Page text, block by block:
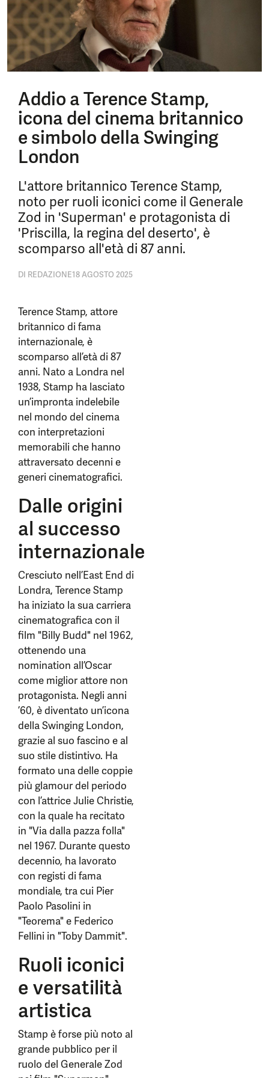
Addio a Terence Stamp,
icona del cinema britannico
e simbolo della Swinging
London
L'attore britannico Terence Stamp,
noto per ruoli iconici come il Generale
Zod in 'Superman' e protagonista di
'Priscilla, la regina del deserto', è
scomparso all'età di 87 anni.
DI REDAZIONE18 AGOSTO 2025
Terence Stamp, attore
britannico di fama
internazionale, è
scomparso all’età di 87
anni. Nato a Londra nel
1938, Stamp ha lasciato
un’impronta indelebile
nel mondo del cinema
con interpretazioni
memorabili che hanno
attraversato decenni e
generi cinematografici.
Dalle origini
al successo
internazionale
Cresciuto nell’East End di
Londra, Terence Stamp
ha iniziato la sua carriera
cinematografica con il
film "Billy Budd" nel 1962,
ottenendo una
nomination all’Oscar
come miglior attore non
protagonista. Negli anni
’60, è diventato un’icona
della Swinging London,
grazie al suo fascino e al
suo stile distintivo. Ha
formato una delle coppie
più glamour del periodo
con l’attrice Julie Christie,
con la quale ha recitato
in "Via dalla pazza folla"
nel 1967. Durante questo
decennio, ha lavorato
con registi di fama
mondiale, tra cui Pier
Paolo Pasolini in
"Teorema" e Federico
Fellini in "Toby Dammit".
Ruoli iconici
e versatilità
artistica
Stamp è forse più noto al
grande pubblico per il
ruolo del Generale Zod